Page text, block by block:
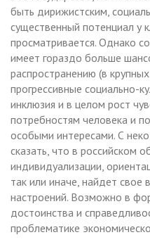
быть дирижистским,
существенный потенциал у
просматривается. Однако
имеет гораздо больше
распространению (в
прогрессивные социально-
инклюзия и в целом рост
потребностям человека и
особыми интересами. С
сказать, что в российском
индивидуализации,
так или иначе, найдет
настроений. Возможно в
достоинства и
проблематике